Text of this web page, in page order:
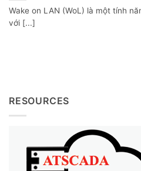
Wake on LAN (WoL) là một tính
với [...]
RESOURCES